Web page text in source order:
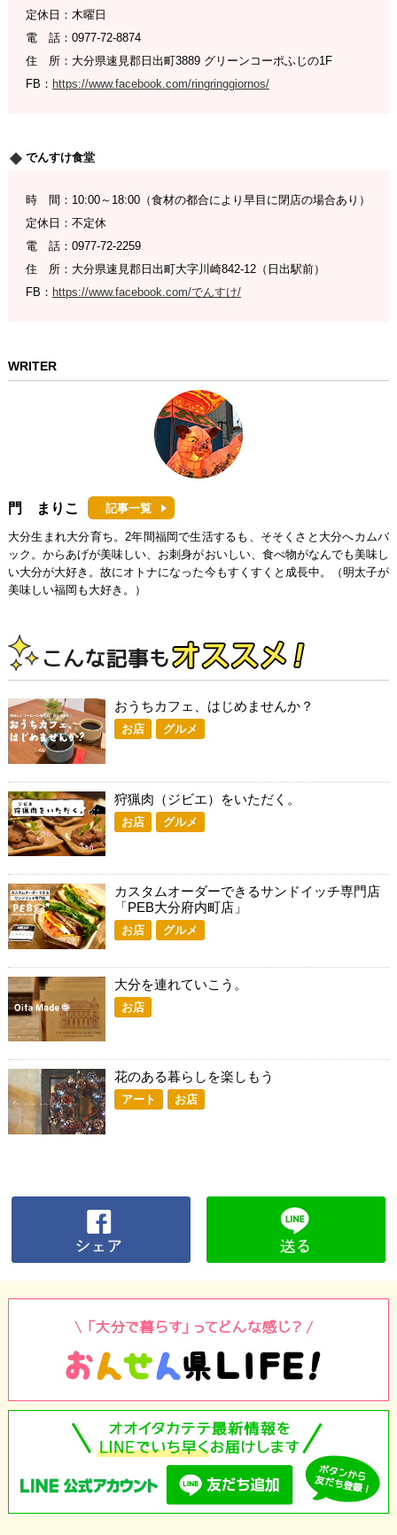
定休日：木曜日
電 話：0977-72-8874
住 所：大分県速見郡日出町3889 グリーンコーポふじの1F
FB： https://www.facebook.com/ringringgiornos/
でんすけ食堂
時 間：10:00～18:00（食材の都合により早目に閉店の場合あり）
定休日：不定休
電 話：0977-72-2259
住 所：大分県速見郡日出町大字川崎842-12（日出駅前）
FB： https://www.facebook.com/でんすけ/
WRITER
門 まりこ 記事一覧
大分生まれ大分育ち。2年間福岡で生活するも、そそくさと大分へカムバ
ック。からあげが美味しい、お刺身がおいしい、食べ物がなんでも美味し
い大分が大好き。故にオトナになった今もすくすくと成長中。（明太子が
美味しい福岡も大好き。）
おうちカフェ、はじめませんか？
お店 グルメ
狩猟肉（ジビエ）をいただく。
お店 グルメ
カスタムオーダーできるサンドイッチ専門店
「PEB大分府内町店」
お店 グルメ
大分を連れていこう。
お店
花のある暮らしを楽しもう
アート お店